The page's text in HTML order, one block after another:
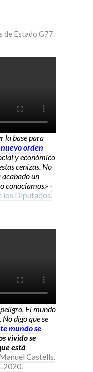
de Estado G77.
la base para
nuevo orden
y económico
cenizas. No
acabado un
conocíamos.» -
los Diputados,
El mundo
digo que se
mundo se
vivido se
está
Castells.
2020.